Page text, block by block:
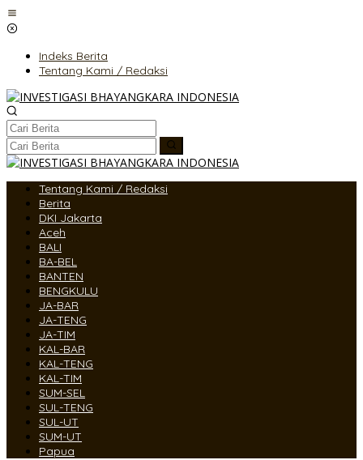
Lewati
ke
Indeks Berita
Tentang Kami / Redaksi
Tentang Kami / Redaksi
Berita
DKI Jakarta
Aceh
BALI
BA-BEL
BANTEN
BENGKULU
JA-BAR
JA-TENG
JA-TIM
KAL-BAR
KAL-TENG
KAL-TIM
SUM-SEL
SUL-TENG
SUL-UT
SUM-UT
Papua